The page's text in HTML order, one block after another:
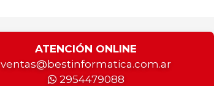
ATENCIÓN ONLINE
ventas@bestinformatica.com.ar
2954479088